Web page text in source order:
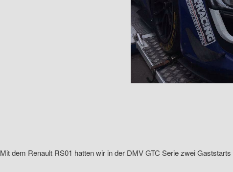
Mit dem Renault RS01 hatten wir in der DMV GTC Serie zwei